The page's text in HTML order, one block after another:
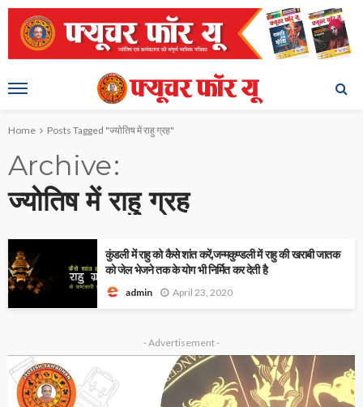
Home Posts Tagged "ज्योतिष में राहु ग्रह"
Archive
ज्योतिष में राहु ग्रह
कुंडली में राहु को कैसे शांत करें,जन्मकुण्डली में राहु की खराबी जातक
को जेल भेजने तक के योग भी निर्मित कर देती है
admin April 23, 2020
- Advertisement -